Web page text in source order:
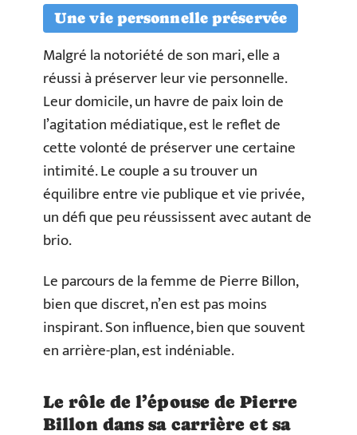
Une vie personnelle préservée
Malgré la notoriété de son mari, elle a
réussi à préserver leur vie personnelle.
Leur domicile, un havre de paix loin de
l’agitation médiatique, est le reflet de
cette volonté de préserver une certaine
intimité. Le couple a su trouver un
équilibre entre vie publique et vie privée,
un défi que peu réussissent avec autant de
brio.
Le parcours de la femme de Pierre Billon,
bien que discret, n’en est pas moins
inspirant. Son influence, bien que souvent
en arrière-plan, est indéniable.
Le rôle de l’épouse de Pierre
Billon dans sa carrière et sa